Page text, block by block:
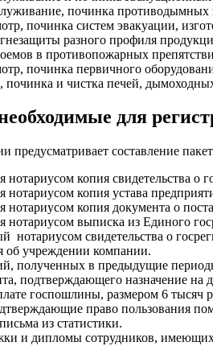
починка противодымных
починка систем эвакуации,
разного профиля
в противопожарных
починка первичного
починка и чистка печей,
для
предусматривает составление
нотариусом копия свидетельства о
нотариусом копия устава
нотариусом копия документа о
нотариусом выписка из Единого
нотариусом свидетельства о
об учреждении компании.
полученных в предыдущие
подтверждающего назначение на
госпошлины, размером 6 тысяч
право пользования
из статистики.
и дипломы сотрудников,